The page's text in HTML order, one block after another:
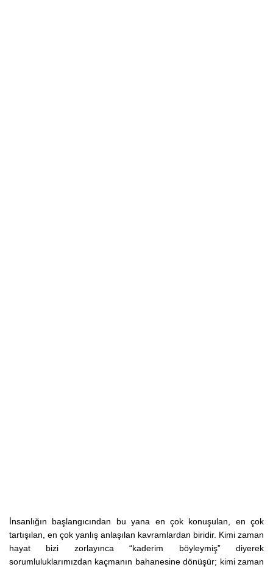
İnsanlığın başlangıcından bu yana en çok konuşulan, en çok
tartışılan, en çok yanlış anlaşılan kavramlardan biridir. Kimi zaman
hayat bizi zorlayınca “kaderim böyleymiş” diyerek
sorumluluklarımızdan kaçmanın bahanesine dönüşür; kimi zaman